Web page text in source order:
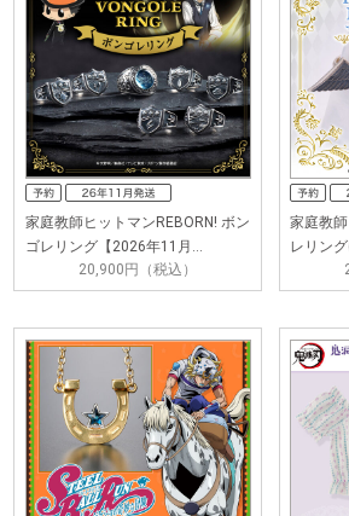
家庭教師ヒットマンREBORN! ボン
ゴレリング【2026年11月…
20,900円（税込）
家庭教
レリン